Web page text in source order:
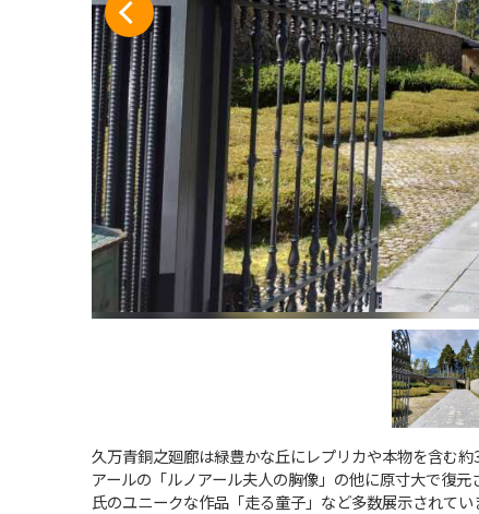
久万青銅之廻廊は緑豊かな丘にレプリカや本物を含む
アールの「ルノアール夫人の胸像」の他に原寸大で復
氏のユニークな作品「走る童子」など多数展示されてい